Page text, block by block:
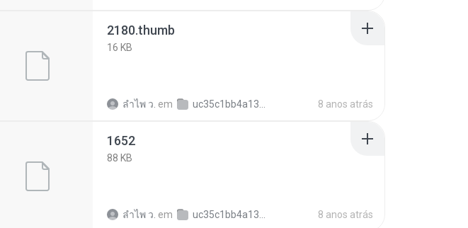
2180.thumb
16 KB
ลําไพ ว. em uc35c1bb4a1304fb5a08f6921344c03d7 8 anos atrás
1652
88 KB
ลําไพ ว. em uc35c1bb4a1304fb5a08f6921344c03d7 8 anos atrás